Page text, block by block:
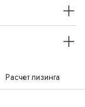
Расчет лизинга